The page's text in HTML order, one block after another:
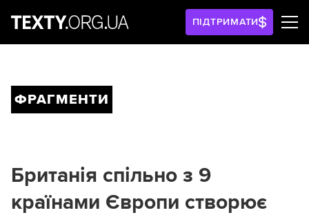
ПІДТРИМАТИ
ФРАГМЕНТИ
Британія спільно з 9
країнами Європи створює